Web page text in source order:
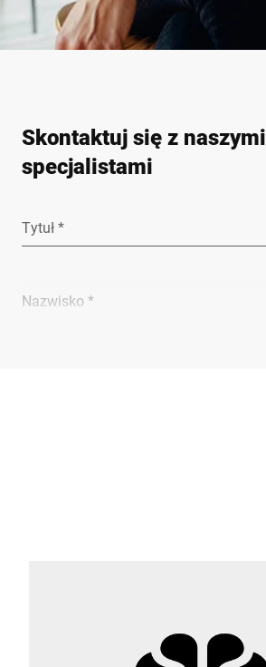
Skontaktuj się z naszymi
specjalistami
Tytuł *
Nazwisko *